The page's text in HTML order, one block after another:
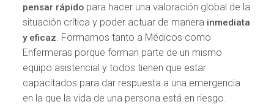
pensar rápido para hacer una valoración global de la
situación crítica y poder actuar de manera inmediata
y eficaz. Formamos tanto a Médicos como
Enfermeras porque forman parte de un mismo
equipo asistencial y todos tienen que estar
capacitados para dar respuesta a una emergencia
en la que la vida de una persona está en riesgo.